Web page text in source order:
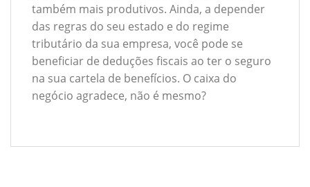
também mais produtivos. Ainda, a depender
das regras do seu estado e do regime
tributário da sua empresa, você pode se
beneficiar de deduções fiscais ao ter o seguro
na sua cartela de benefícios. O caixa do
negócio agradece, não é mesmo?